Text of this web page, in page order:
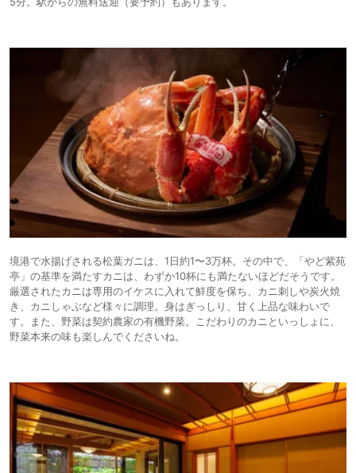
境港で水揚げされる松葉ガニは、1日約1〜3万杯。その中で、「やど紫苑
亭」の基準を満たすカニは、わずか10杯にも満たないほどだそうです。
厳選されたカニは専用のイケスに入れて鮮度を保ち、カニ刺しや炭火焼
き、カニしゃぶなど様々に調理。身はぎっしり、甘く上品な味わいで
す。また、野菜は契約農家の有機野菜。こだわりのカニといっしょに、
野菜本来の味も楽しんでくださいね。